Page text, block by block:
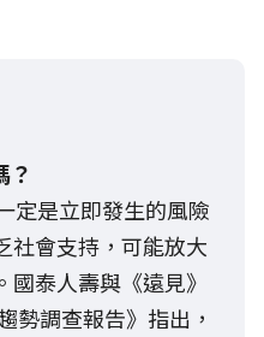
？
定是立即發生的風險
社會支持，可能放大
泰人壽與《遠見》
勢調查報告》指出，